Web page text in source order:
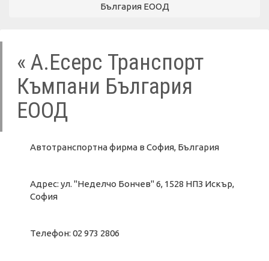
България ЕООД
« А.Есерс Транспорт
Къмпани България
ЕООД
Автотранспортна фирма в София, България
Адрес: ул. "Неделчо Бончев" 6, 1528 НПЗ Искър,
София
Телефон: 02 973 2806